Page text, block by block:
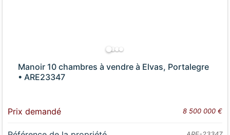
Manoir 10 chambres à vendre à Elvas, Portalegre
• ARE23347
Prix demandé 8 500 000 €